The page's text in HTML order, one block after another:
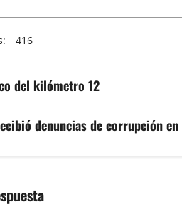
416
del kilómetro 12
denuncias de corrupción